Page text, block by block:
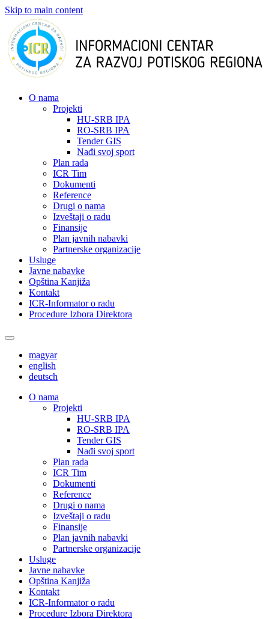
Skip to main content
О nama
Projekti
HU-SRB IPA
RO-SRB IPA
Tender GIS
Nađi svoj sport
Plan rada
ICR Tim
Dokumenti
Reference
Drugi o nama
Izveštaji o radu
Finansije
Plan javnih nabavki
Partnerske organizacije
Usluge
Javne nabavke
Opština Kanjiža
Kontakt
ICR-Informator o radu
Procedure Izbora Direktora
magyar
english
deutsch
О nama
Projekti
HU-SRB IPA
RO-SRB IPA
Tender GIS
Nađi svoj sport
Plan rada
ICR Tim
Dokumenti
Reference
Drugi o nama
Izveštaji o radu
Finansije
Plan javnih nabavki
Partnerske organizacije
Usluge
Javne nabavke
Opština Kanjiža
Kontakt
ICR-Informator o radu
Procedure Izbora Direktora